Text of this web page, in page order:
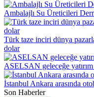
Ambalajlı Su Üreticileri
Türk taze inciri dünya
dolar
ASELSAN geleceğe
İstanbul Ankara arasında
Son Haberler